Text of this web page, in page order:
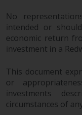
eines
keine
No
intended or
economic return
investment in a
This document
or
investments
circumstances of